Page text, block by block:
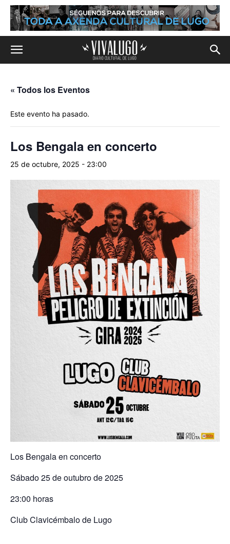
« Todos los Eventos
Este evento ha pasado.
Los Bengala en concerto
25 de octubre, 2025 - 23:00
Los Bengala en concerto
Sábado 25 de outubro de 2025
23:00 horas
Club Clavicémbalo de Lugo